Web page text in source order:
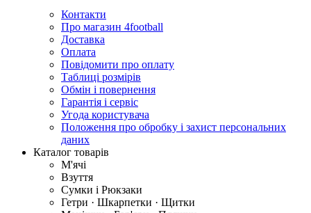
Контакти
Про магазин 4football
Доставка
Оплата
Повідомити про оплату
Таблиці розмірів
Обмін і повернення
Гарантія і сервіс
Угода користувача
Положення про обробку і захист персональних
даних
Каталог товарів
М'ячі
Взуття
Сумки і Рюкзаки
Гетри · Шкарпетки · Щитки